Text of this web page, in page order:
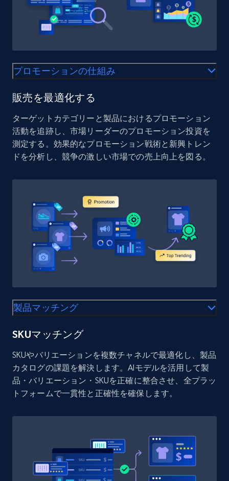
Etsy - Collects data from shop's URL
URL, Product id, Listing inventory id, Title, Rating,
Reviews count shop, Reviews count item, Initial
1.9K+ 323+
Amazon products search
Asin, URL, Name, Sponsored, Initial price, Final
price, Currency, Sold, and more.
1.6K+ 181+ 今すぐ始める
Target
URL, Product id, Title, Product description,
Rating, Reviews count, Initial price, Discount,
and more.
specified keywords
URL, Product id, Title, Product description,
Rating, Reviews count, Initial price, Discount,
and more.
Target - Discover products by category url
プロモーションの仕組み
販売を最適化する
ターゲットカテゴリーと製品におけるプロモーション
活動を追跡し、市場リーダーのプロモーション投資を
測定する。効果的なプロモーション戦術と新興トレン
ドを分析し、競争の激しい市場での売上向上を図る。
製品マッチング
SKUマッチング
SKUやバリエーションを複数チャネルで最適化し、製品
カタログの課題を解決します。AIモデルを活用して製
品・バリエーション・SKUを正確に整合させ、全プラッ
トフォームで一貫性と正確性を確保します。